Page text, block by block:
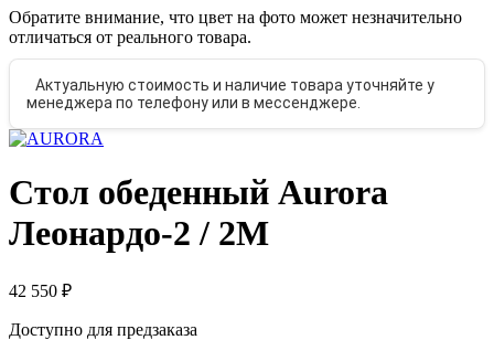
Обратите внимание, что цвет на фото может незначительно
отличаться от реального товара.
Актуальную стоимость и наличие товара уточняйте у
менеджера по телефону или в мессенджере.
Стол обеденный Aurora
Леонардо-2 / 2М
42 550 ₽
Доступно для предзаказа